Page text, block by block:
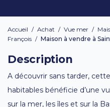
Accueil / Achat / Vue mer /
François / Maison à vendre à
Description
A découvrir sans tarder,
habitables bénéficie d’une
sur la mer, les îles et sur la